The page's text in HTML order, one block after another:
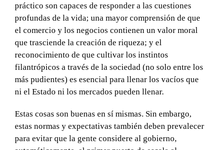
práctico son capaces de responder a las cuestiones
profundas de la vida; una mayor comprensión de que
el comercio y los negocios contienen un valor moral
que trasciende la creación de riqueza; y el
reconocimiento de que cultivar los instintos
filantrópicos a través de la sociedad (no solo entre los
más pudientes) es esencial para llenar los vacíos que
ni el Estado ni los mercados pueden llenar.
Estas cosas son buenas en sí mismas. Sin embargo,
estas normas y expectativas también deben prevalecer
para evitar que la gente considere al gobierno,